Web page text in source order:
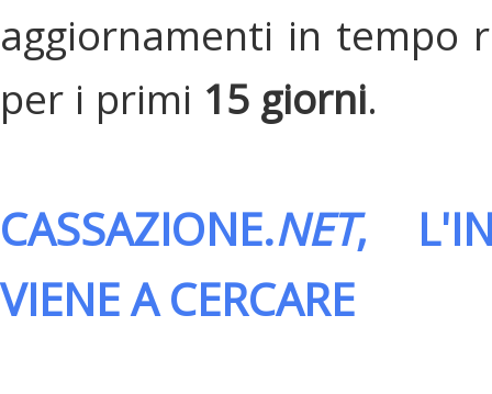
aggiornamenti in tempo
per i primi 15 giorni.
CASSAZIONE.NET,
VIENE A CERCARE